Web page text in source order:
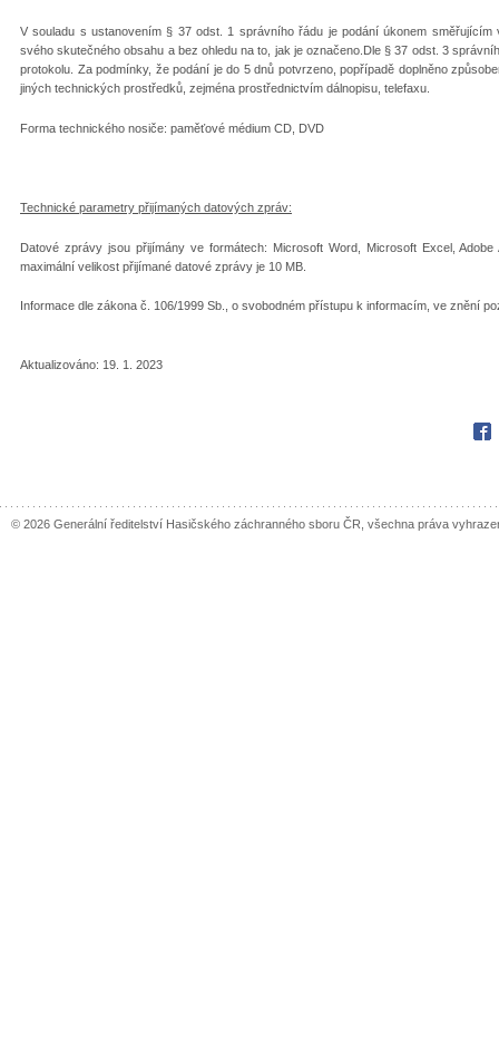
V souladu s ustanovením § 37 odst. 1 správního řádu je podání úkonem směřujícím
svého skutečného obsahu a bez ohledu na to, jak je označeno.Dle § 37 odst. 3
protokolu. Za podmínky, že podání je do 5 dnů potvrzeno, popřípadě doplněno
jiných technických prostředků, zejména prostřednictvím dálnopisu, telefaxu.
Forma technického nosiče: paměťové médium CD, DVD
Technické parametry přijímaných datových zpráv:
Datové zprávy jsou přijímány ve formátech: Microsoft Word, Microsoft Excel,
maximální velikost přijímané datové zprávy je 10 MB.
Informace dle zákona č. 106/1999 Sb., o svobodném přístupu k informacím, ve znění
Aktualizováno: 19. 1. 2023
© 2026 Generální ředitelství Hasičského záchranného sboru ČR, všechna práva